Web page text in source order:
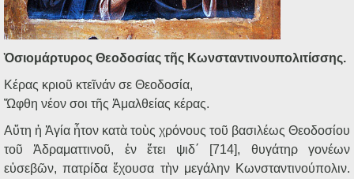
Ὁσιομάρτυρος Θεοδοσίας τῆς Κωνσταντινουπολιτίσσης.
Κέρας κριοῦ κτεῖνάν σε Θεοδοσία,
Ὤφθη νέον σοι τῆς Ἀμαλθείας κέρας.
Αὕτη ἡ Ἁγία ἦτον κατὰ τοὺς χρόνους τοῦ βασιλέως Θεοδοσίου
τοῦ Ἀδραματτινοῦ, ἐν ἔτει ψιδ΄ [714], θυγάτηρ γονέων
εὐσεβῶν, πατρίδα ἔχουσα τὴν μεγάλην Κωνσταντινούπολιν.